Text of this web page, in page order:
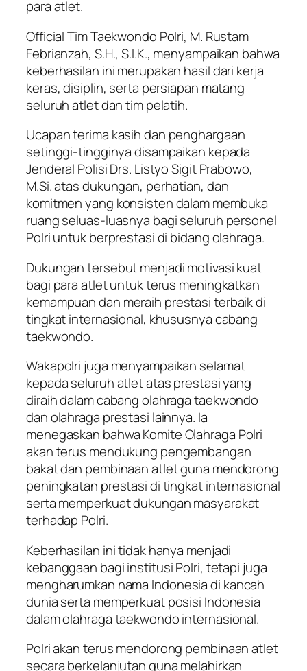
para atlet.
Official Tim Taekwondo Polri, M. Rustam
Febrianzah, S.H., S.I.K., menyampaikan bahwa
keberhasilan ini merupakan hasil dari kerja
keras, disiplin, serta persiapan matang
seluruh atlet dan tim pelatih.
Ucapan terima kasih dan penghargaan
setinggi-tingginya disampaikan kepada
Jenderal Polisi Drs. Listyo Sigit Prabowo,
M.Si. atas dukungan, perhatian, dan
komitmen yang konsisten dalam membuka
ruang seluas-luasnya bagi seluruh personel
Polri untuk berprestasi di bidang olahraga.
Dukungan tersebut menjadi motivasi kuat
bagi para atlet untuk terus meningkatkan
kemampuan dan meraih prestasi terbaik di
tingkat internasional, khususnya cabang
taekwondo.
Wakapolri juga menyampaikan selamat
kepada seluruh atlet atas prestasi yang
diraih dalam cabang olahraga taekwondo
dan olahraga prestasi lainnya. Ia
menegaskan bahwa Komite Olahraga Polri
akan terus mendukung pengembangan
bakat dan pembinaan atlet guna mendorong
peningkatan prestasi di tingkat internasional
serta memperkuat dukungan masyarakat
terhadap Polri.
Keberhasilan ini tidak hanya menjadi
kebanggaan bagi institusi Polri, tetapi juga
mengharumkan nama Indonesia di kancah
dunia serta memperkuat posisi Indonesia
dalam olahraga taekwondo internasional.
Polri akan terus mendorong pembinaan atlet
secara berkelanjutan guna melahirkan